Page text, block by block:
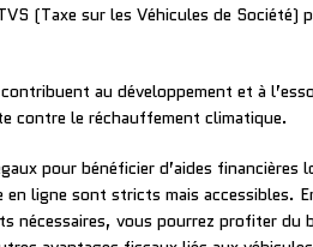
(Taxe sur les Véhicules de Société)
au développement et à
contre le réchauffement climatique.
pour bénéficier d’aides financières
en ligne sont stricts mais accessibles.
nécessaires, vous pourrez profiter du